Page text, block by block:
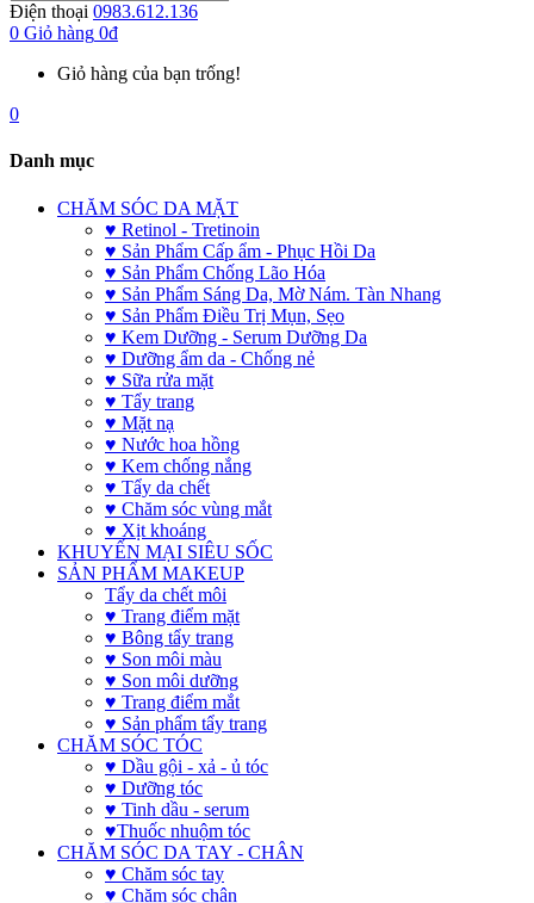
Điện thoại 0983.612.136
0 Giỏ hàng 0đ
Giỏ hàng của bạn trống!
0
Danh mục
CHĂM SÓC DA MẶT
♥ Retinol - Tretinoin
♥ Sản Phẩm Cấp ẩm - Phục Hồi Da
♥ Sản Phẩm Chống Lão Hóa
♥ Sản Phẩm Sáng Da, Mờ Nám. Tàn Nhang
♥ Sản Phẩm Điều Trị Mụn, Sẹo
♥ Kem Dưỡng - Serum Dưỡng Da
♥ Dưỡng ẩm da - Chống nẻ
♥ Sữa rửa mặt
♥ Tẩy trang
♥ Mặt nạ
♥ Nước hoa hồng
♥ Kem chống nắng
♥ Tẩy da chết
♥ Chăm sóc vùng mắt
♥ Xịt khoáng
KHUYẾN MẠI SIÊU SỐC
SẢN PHẨM MAKEUP
Tẩy da chết môi
♥ Trang điểm mặt
♥ Bông tẩy trang
♥ Son môi màu
♥ Son môi dưỡng
♥ Trang điểm mắt
♥ Sản phẩm tẩy trang
CHĂM SÓC TÓC
♥ Dầu gội - xả - ủ tóc
♥ Dưỡng tóc
♥ Tinh dầu - serum
♥Thuốc nhuộm tóc
CHĂM SÓC DA TAY - CHÂN
♥ Chăm sóc tay
♥ Chăm sóc chân